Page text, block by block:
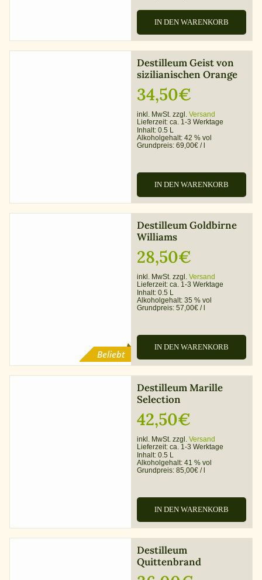
IN DEN WARENKORB
Destilleum Geist von
sizilianischen Orange
34,50€
inkl. MwSt. zzgl. Versand
Lieferzeit: ca. 1-3 Werktage
Inhalt: 0.5 L
Alkoholgehalt: 42 % vol
Grundpreis: 69,00€ /
IN DEN WARENKORB
Beliebt
Destilleum Goldbirne
Williams
28,50€
inkl. MwSt. zzgl. Versand
Lieferzeit: ca. 1-3 Werktage
Inhalt: 0.5 L
Alkoholgehalt: 35 % vol
Grundpreis: 57,00€ /
IN DEN WARENKORB
Destilleum Marille
Selection
42,50€
inkl. MwSt. zzgl. Versand
Lieferzeit: ca. 1-3 Werktage
Inhalt: 0.5 L
Alkoholgehalt: 41 % vol
Grundpreis: 85,00€ /l
IN DEN WARENKORB
Destilleum
Quittenbrand